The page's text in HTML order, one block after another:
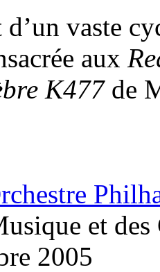
d’un vaste
aux
K477 de
et
2005